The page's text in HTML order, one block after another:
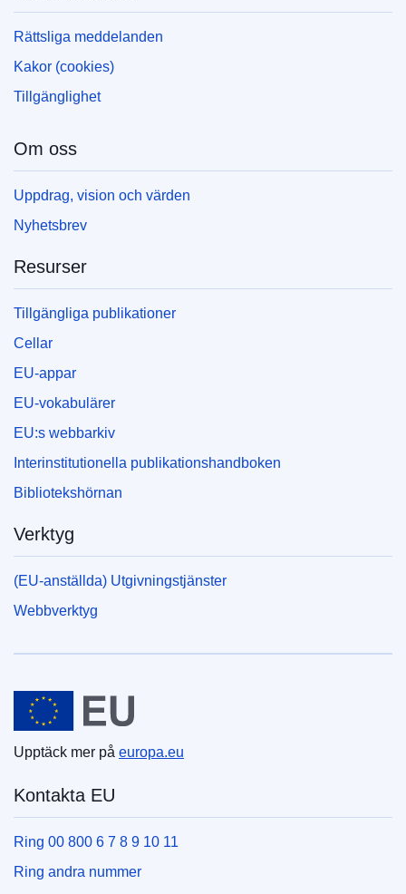
Rättsliga meddelanden
Kakor (cookies)
Tillgänglighet
Om oss
Uppdrag, vision och värden
Nyhetsbrev
Resurser
Tillgängliga publikationer
Cellar
EU-appar
EU-vokabulärer
EU:s webbarkiv
Interinstitutionella publikationshandboken
Bibliotekshörnan
Verktyg
(EU-anställda) Utgivningstjänster
Webbverktyg
Europeiska unionen
Upptäck mer på europa.eu
Kontakta EU
Ring 00 800 6 7 8 9 10 11
Ring andra nummer